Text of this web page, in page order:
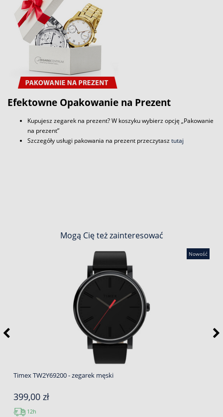
Efektowne Opakowanie na Prezent
Kupujesz zegarek na prezent? W koszyku wybierz opcję „Pakowanie
na prezent”
Szczegóły usługi pakowania na prezent przeczytasztutaj
Mogą Cię też zainteresować
Nowość
Timex TW2Y69200 - zegarek męski
399,00 zł
12h